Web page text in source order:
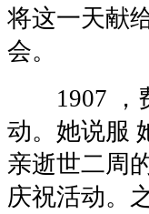
将这一天献
会。
1907 ，费
动。她说服
亲逝世二周
庆祝活动。